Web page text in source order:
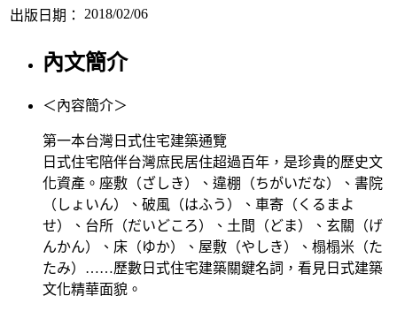
出版日期：
2018/02/06
內文簡介
＜內容簡介＞
第一本台灣日式住宅建築通覽
日式住宅陪伴台灣庶民居住超過百年，是珍貴的歷史文
化資產。座敷（ざしき）、違棚（ちがいだな）、書院
（しょいん）、破風（はふう）、車寄（くるまよ
せ）、台所（だいどころ）、土間（どま）、玄關（げ
んかん）、床（ゆか）、屋敷（やしき）、榻榻米（た
たみ）……歷數日式住宅建築關鍵名詞，看見日式建築
文化精華面貌。